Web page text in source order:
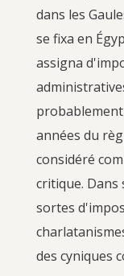
dans les
se fixa en
assigna
années du
considéré
critique. Dans
sortes
des cyniques